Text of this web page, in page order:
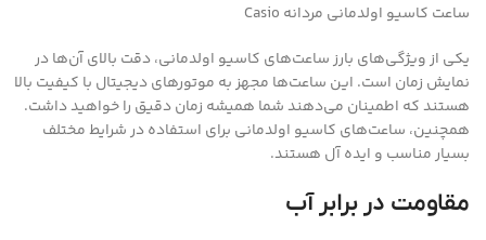
ساعت کاسیو اولدمانی مردانه Casio
یکی از ویژگی‌های بارز ساعت‌های کاسیو اولدمانی، دقت بالای آن‌ها در
نمایش زمان است. این ساعت‌ها مجهز به موتورهای دیجیتال با کیفیت بالا
هستند که اطمینان می‌دهند شما همیشه زمان دقیق را خواهید داشت.
همچنین، ساعت‌های کاسیو اولدمانی برای استفاده در شرایط مختلف
بسیار مناسب و ایده آل هستند.
مقاومت در برابر آب